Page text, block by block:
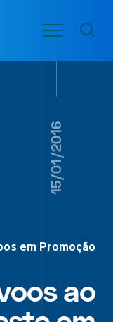
VOO
AÉREAS
Menu
15/01/2016
em Promoção
ao